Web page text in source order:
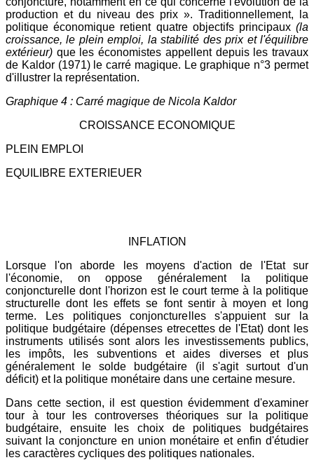
production et du niveau des prix ». Traditionnellement, la
politique économique retient quatre objectifs principaux (la
croissance, le plein emploi, la stabilité des prix et l'équilibre
extérieur) que les économistes appellent depuis les travaux
de Kaldor (1971) le carré magique. Le graphique n°3 permet
d'illustrer la représentation.
Graphique 4 : Carré magique de Nicola Kaldor
CROISSANCE ECONOMIQUE
PLEIN EMPLOI
EQUILIBRE EXTERIEUER
INFLATION
Lorsque l'on aborde les moyens d'action de l'Etat sur
l'économie, on oppose généralement la politique
conjoncturelle dont l'horizon est le court terme à la politique
structurelle dont les effets se font sentir à moyen et long
terme. Les politiques conjoncturelles s'appuient sur la
politique budgétaire (dépenses etrecettes de l'Etat) dont les
instruments utilisés sont alors les investissements publics,
les impôts, les subventions et aides diverses et plus
généralement le solde budgétaire (il s'agit surtout d'un
déficit) et la politique monétaire dans une certaine mesure.
Dans cette section, il est question évidemment d'examiner
tour à tour les controverses théoriques sur la politique
budgétaire, ensuite les choix de politiques budgétaires
suivant la conjoncture en union monétaire et enfin d'étudier
les caractères cycliques des politiques nationales.